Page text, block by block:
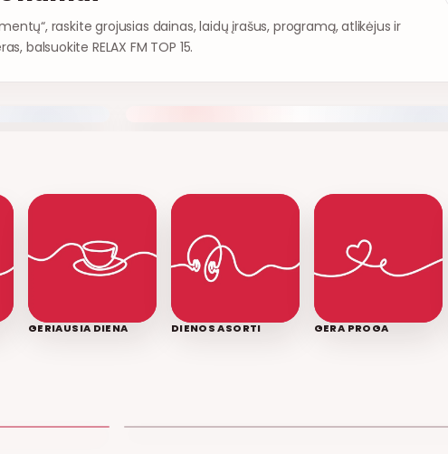
raskite grojusias dainas, laidų įrašus, programą, atlikėjus ir
balsuokite RELAX FM TOP 15.
GERIAUSIA DIENA DIENOS ASORTI GERA PROGA